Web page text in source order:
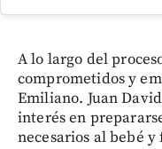
A lo largo del
comprometidos y
Emiliano. Juan
interés en
necesarios al bebé